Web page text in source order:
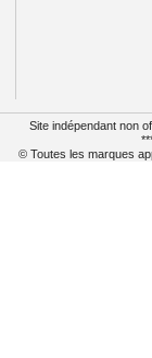
Site indépendant non
© Toutes les marques